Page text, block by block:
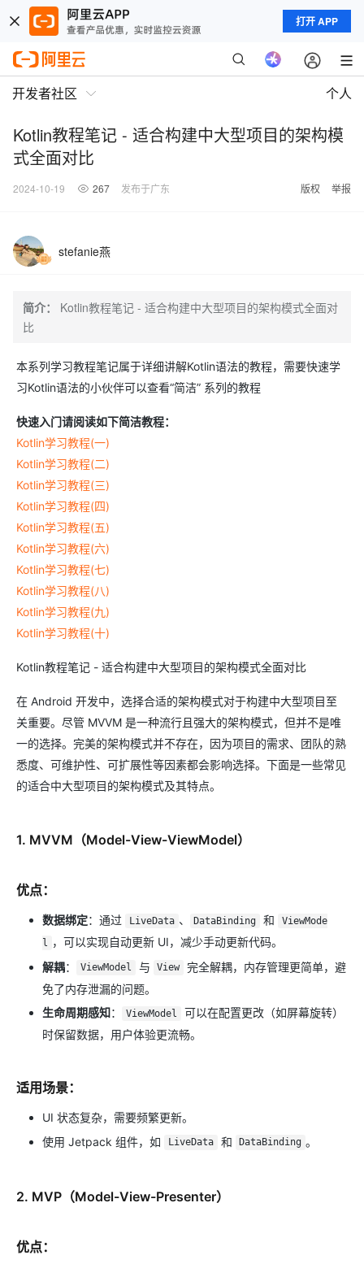
打开 APP
开发者社区 个人
Kotlin教程笔记 - 适合构建中大型项目的架构模
式全面对比
2024-10-19 267 发布于广东 版权 举报
stefanie燕
简介：
Kotlin教程笔记 - 适合构建中大型项目的架构模式全面对
比
本系列学习教程笔记属于详细讲解Kotlin语法的教程，需要快速学
习Kotlin语法的小伙伴可以查看“简洁” 系列的教程
快速入门请阅读如下简洁教程：
Kotlin学习教程(一)
Kotlin学习教程(二)
Kotlin学习教程(三)
Kotlin学习教程(四)
Kotlin学习教程(五)
Kotlin学习教程(六)
Kotlin学习教程(七)
Kotlin学习教程(八)
Kotlin学习教程(九)
Kotlin学习教程(十)
Kotlin教程笔记 - 适合构建中大型项目的架构模式全面对比
在 Android 开发中，选择合适的架构模式对于构建中大型项目至
关重要。尽管 MVVM 是一种流行且强大的架构模式，但并不是唯
一的选择。完美的架构模式并不存在，因为项目的需求、团队的熟
悉度、可维护性、可扩展性等因素都会影响选择。下面是一些常见
的适合中大型项目的架构模式及其特点。
1. MVVM（Model-View-ViewModel）
优点：
数据绑定：通过 LiveData 、 DataBinding 和
ViewMode
l ，可以实现自动更新 UI，减少手动更新代码。
解耦： ViewModel 与 View
完全解耦，内存管理更简单，避
免了内存泄漏的问题。
生命周期感知： ViewModel
可以在配置更改（如屏幕旋转）
时保留数据，用户体验更流畅。
适用场景：
UI 状态复杂，需要频繁更新。
使用 Jetpack 组件，如
LiveData 和 DataBinding 。
2. MVP（Model-View-Presenter）
优点：